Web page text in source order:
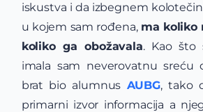
iskustva i da izbegnem
u kojem sam rođena, ma koliko
koliko ga obožavala. Kao što
imala sam neverovatnu sreću
brat bio alumnus AUBG, tako
primarni izvor informacija a